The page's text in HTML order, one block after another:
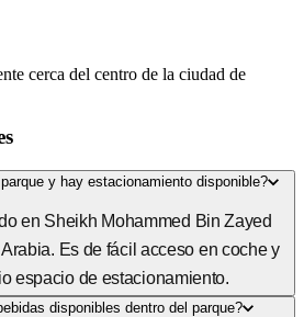
cerca del centro de la ciudad de
y hay estacionamiento disponible?
en Sheikh Mohammed Bin Zayed
Es de fácil acceso en coche y
espacio de estacionamiento.
disponibles dentro del parque?